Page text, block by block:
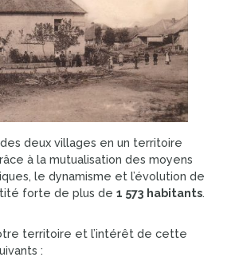
deux villages en un territoire
à la mutualisation des moyens
le dynamisme et l’évolution de
forte de plus de 1 573 habitants.
territoire et l’intérêt de cette
: